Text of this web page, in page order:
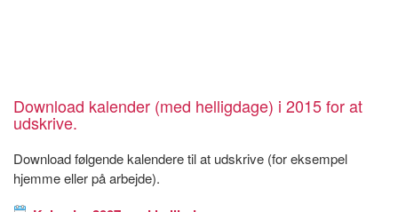
Download kalender (med helligdage) i 2015 for at
udskrive.
Download følgende kalendere til at udskrive (for eksempel
hjemme eller på arbejde).